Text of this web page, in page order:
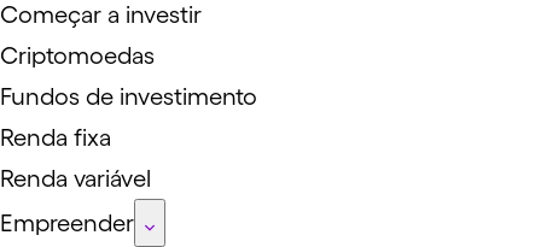
Começar a investir
Criptomoedas
Fundos de investimento
Renda fixa
Renda variável
Empreender